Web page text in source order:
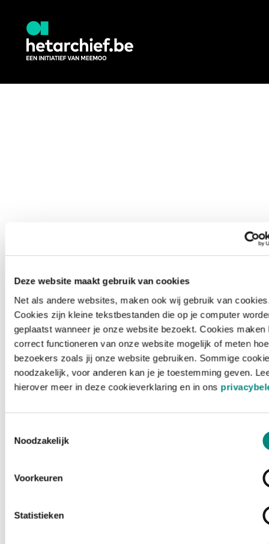
Deze website maakt gebruik van cookies
Net als andere websites, maken ook wij gebruik van
Cookies zijn kleine tekstbestanden die op je computer
geplaatst wanneer je onze website bezoekt. Cookies maken
correct functioneren van onze website mogelijk of meten hoe
bezoekers zoals jij onze website gebruiken. Sommige
noodzakelijk, voor anderen kan je je toestemming geven.
hierover meer in deze cookieverklaring en in ons
Noodzakelijk
Voorkeuren
Statistieken